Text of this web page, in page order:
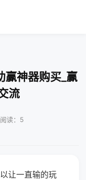
赢神器购买_赢
流
读：5
让一直输的玩